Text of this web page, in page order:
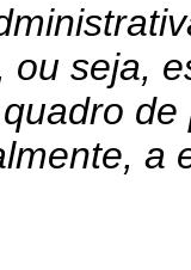
ou seja,
a